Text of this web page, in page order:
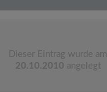
Dieser Eintrag wurde am
20.10.2010 angelegt